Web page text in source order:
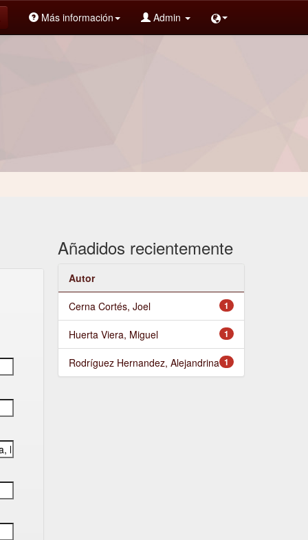
Más información Admin
Añadidos recientemente
Autor
1
Cerna Cortés, Joel
1
Huerta Viera, Miguel
1
Rodríguez Hernandez, Alejandrina